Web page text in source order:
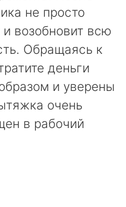
не просто
возобновит всю
Обращаясь к
деньги
и уверены
очень
в рабочий